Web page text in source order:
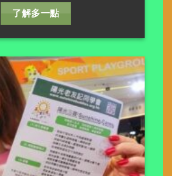
了解多一點